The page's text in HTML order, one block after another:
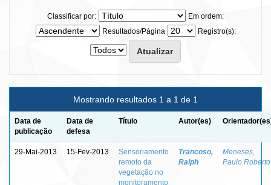
Classificar por:
Em ordem:
Resultados/Página
Registro(s):
Mostrando resultados 1 a 1 de 1
Data de
publicação
Data de
defesa
Título Autor(es)
29-Mai-2013 15-Fev-2013
Sensoriamento
remoto da
vegetação no
monitoramento
Trancoso,
Ralph
Meneses,
Paulo Roberto